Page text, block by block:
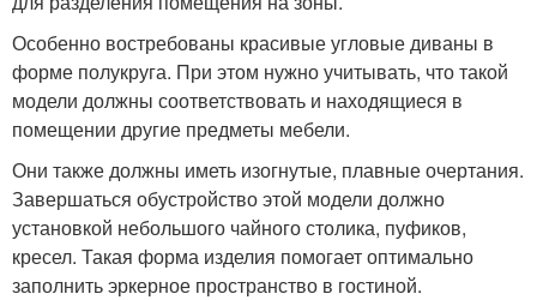
Особенно востребованы красивые угловые диваны в
форме полукруга. При этом нужно учитывать, что такой
модели должны соответствовать и находящиеся в
помещении другие предметы мебели.
Они также должны иметь изогнутые, плавные очертания.
Завершаться обустройство этой модели должно
установкой небольшого чайного столика, пуфиков,
кресел. Такая форма изделия помогает оптимально
заполнить эркерное пространство в гостиной.